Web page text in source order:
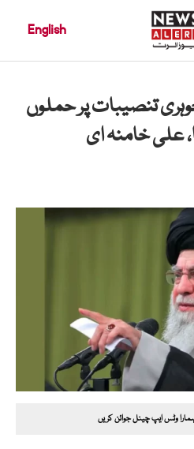
English
جوہری تنصیبات پر حملوں
علی خامنہ ای
وٹس ایپ چینل جوائن کریں